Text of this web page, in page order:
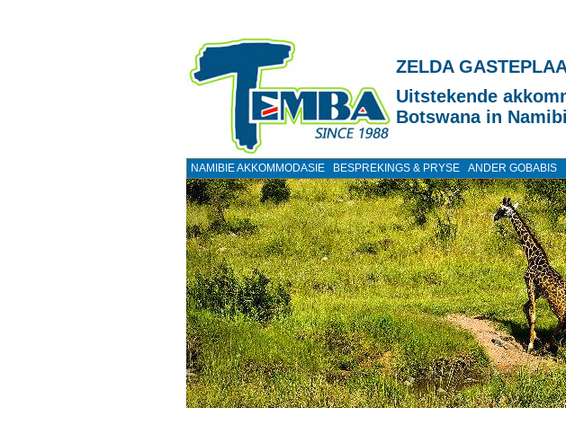
ZELDA
Uitstekende
Botswana in
NAMIBIE AKKOMMODASIE BESPREKINGS & PRYSE ANDER GOBABIS